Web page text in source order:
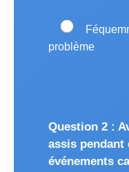
problème
Question 2 :
assis pendant
événements